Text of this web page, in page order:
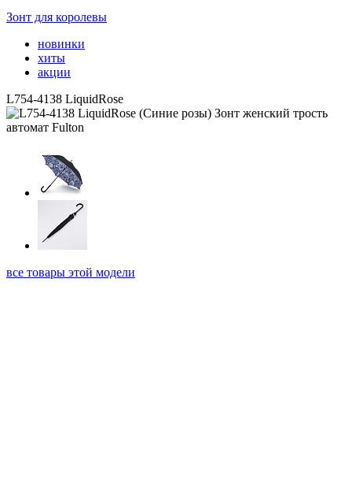
Зонт для королевы
новинки
хиты
акции
L754-4138 LiquidRose
все товары этой модели